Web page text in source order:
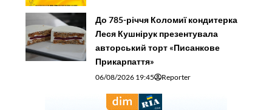
До 785-річчя Коломиї кондитерка
Леся Кушнірук презентувала
авторський торт «Писанкове
Прикарпаття»
06/08/2026 19:45 Reporter